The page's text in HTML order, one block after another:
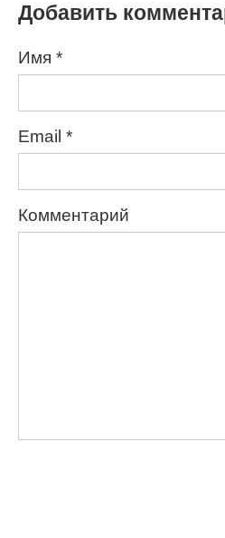
Добавить
Имя *
Email *
Комментарий